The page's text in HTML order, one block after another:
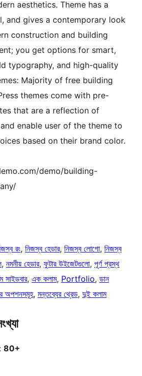
aesthetics. Theme has a
and gives a contemporary look
construction and building
you get options for smart,
typography, and high-quality
Majority of free building
themes come with pre-
that are a reflection of
enable user of the theme to
based on their brand color.
demo/building-
রং, নিজস্ব হেডার, নিজস্ব লোগো, নিজস্ব
, নমনীয় হেডার, ফুটার উইজেটগুলো, পূর্ণ প্রস্থ
সাইডবার, এক কলাম, Portfolio, ডান
অপশনসমূহ, মন্তব্যের থ্রেড, দুই কলাম
80+